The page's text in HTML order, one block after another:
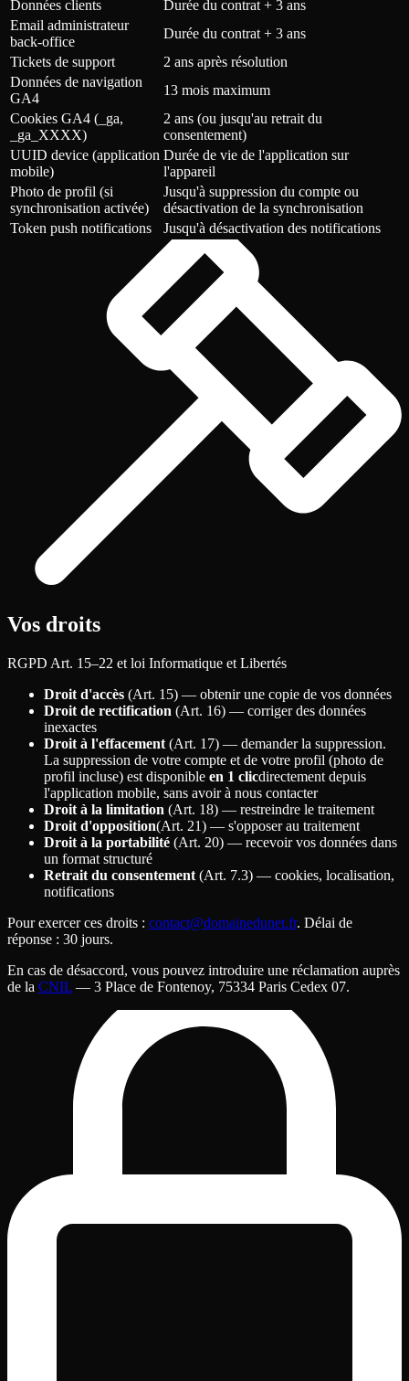
Données clients
Durée du contrat + 3 ans
Email administrateur
back-office
Durée du contrat + 3 ans
Tickets de support
2 ans après résolution
Données de navigation
GA4
13 mois maximum
Cookies GA4 (_ga,
_ga_XXXX)
2 ans (ou jusqu'au retrait du
consentement)
UUID device (application
mobile)
Durée de vie de l'application sur
l'appareil
Photo de profil (si
synchronisation activée)
Jusqu'à suppression du compte ou
désactivation de la synchronisation
Token push notifications
Jusqu'à désactivation des notifications
Vos droits
RGPD Art. 15–22 et loi Informatique et Libertés
Droit d'accès (Art. 15) — obtenir une copie de vos données
Droit de rectification (Art. 16) — corriger des données
inexactes
Droit à l'effacement (Art. 17) — demander la suppression.
La suppression de votre compte et de votre profil (photo de
profil incluse) est disponible en 1 clicdirectement depuis
l'application mobile, sans avoir à nous contacter
Droit à la limitation (Art. 18) — restreindre le traitement
Droit d'opposition(Art. 21) — s'opposer au traitement
Droit à la portabilité (Art. 20) — recevoir vos données dans
un format structuré
Retrait du consentement (Art. 7.3) — cookies, localisation,
notifications
Pour exercer ces droits : contact@domainedunet.fr. Délai de
réponse : 30 jours.
En cas de désaccord, vous pouvez introduire une réclamation auprès
de la CNIL — 3 Place de Fontenoy, 75334 Paris Cedex 07.